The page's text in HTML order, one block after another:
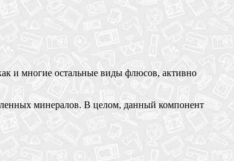
и многие остальные виды флюсов, активно
минералов. В целом, данный компонент